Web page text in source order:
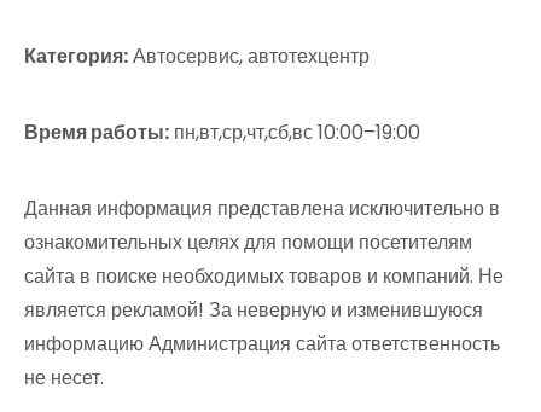
Категория:Автосервис, автотехцентр
Время работы: пн,вт,ср,чт,сб,вс 10:00–19:00
Данная информация представлена исключительно в
ознакомительных целях для помощи посетителям
сайта в поиске необходимых товаров и компаний. Не
является рекламой! За неверную и изменившуюся
информацию Администрация сайта ответственность
не несет.